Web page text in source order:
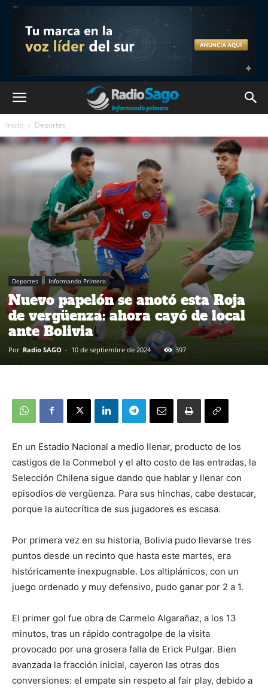
Inicio Deportes
Deportes Informando Primero
Nuevo papelón se anotó esta Roja
de vergüenza: ahora cayó de local
ante Bolivia
Por Radio SAGO - 10 de septiembre de 2024 397
En un Estadio Nacional a medio llenar, producto de los
castigos de la Conmebol y el alto costo de las entradas, la
Selección Chilena sigue dando que hablar y llenar con
episodios de vergüenza. Para sus hinchas, cabe destacar,
porque la autocrítica de sus jugadores es escasa.
Por primera vez en su historia, Bolivia pudo llevarse tres
puntos desde un recinto que hasta este martes, era
históricamente inexpugnable. Los altiplánicos, con un
juego ordenado y muy defensivo, pudo ganar por 2 a 1.
El primer gol fue obra de Carmelo Algarañaz, a los 13
minutos, tras un rápido contragolpe de la visita
provocado por una grosera falla de Erick Pulgar. Bien
avanzada la fracción inicial, cayeron las otras dos
conversiones: el empate sin respeto al fair play, debido a